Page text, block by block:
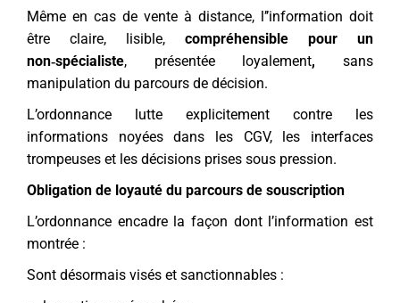
Même en cas de vente à distance, l’’information doit
être claire, lisible, compréhensible pour un
non‑spécialiste, présentée loyalement, sans
manipulation du parcours de décision.
L’ordonnance lutte explicitement contre les
informations noyées dans les CGV, les interfaces
trompeuses et les décisions prises sous pression.
Obligation de loyauté du parcours de souscription
L’ordonnance encadre la façon dont l’information est
montrée :
Sont désormais visés et sanctionnables :